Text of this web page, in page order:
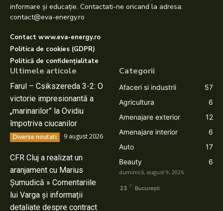
informare și educație. Contactati-ne oricand la adresa:
contact@eva-energy.ro
Contact www.eva-energy.ro
Politica de cookies (GDPR)
Politică de confidențialitate
Ultimele articole
Farul – Csikszereda 3-2: O
victorie impresionantă a
„marinarilor” la Ovidiu
împotriva ciucanilor
Diverse noutati 9 august 2026
CFR Cluj a realizat un
aranjament cu Marius
Șumudică » Comentariile
lui Varga și informații
detaliate despre contract
Categorii
Afaceri si industrii
57
Agricultura
6
Amenajare exterior
12
Amenajare interior
6
Auto
17
Beauty
6
duminică, august 9, 2026
23 C București